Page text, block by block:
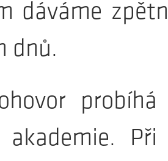
dáváme
dnů.
akademie.